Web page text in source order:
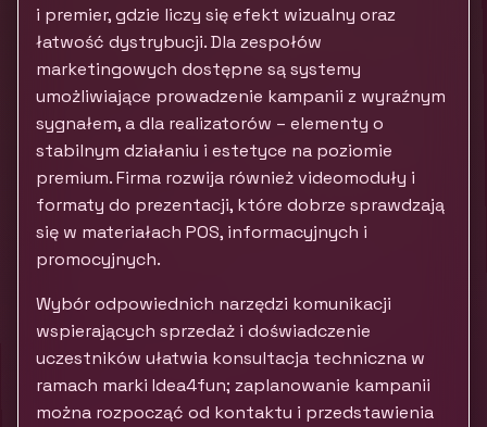
i premier, gdzie liczy się efekt wizualny oraz
łatwość dystrybucji. Dla zespołów
marketingowych dostępne są systemy
umożliwiające prowadzenie kampanii z wyraźnym
sygnałem, a dla realizatorów – elementy o
stabilnym działaniu i estetyce na poziomie
premium. Firma rozwija również videomoduły i
formaty do prezentacji, które dobrze sprawdzają
się w materiałach POS, informacyjnych i
promocyjnych.
Wybór odpowiednich narzędzi komunikacji
wspierających sprzedaż i doświadczenie
uczestników ułatwia konsultacja techniczna w
ramach marki Idea4fun; zaplanowanie kampanii
można rozpocząć od kontaktu i przedstawienia